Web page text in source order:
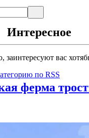
Интересное
заинтересуют вас
по RSS
ферма